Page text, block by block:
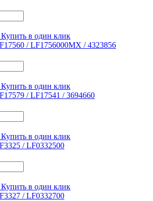
Купить в один клик
/ LF1756000MX / 4323856
Купить в один клик
/ LF17541 / 3694660
Купить в один клик
/ LF0332500
Купить в один клик
/ LF0332700